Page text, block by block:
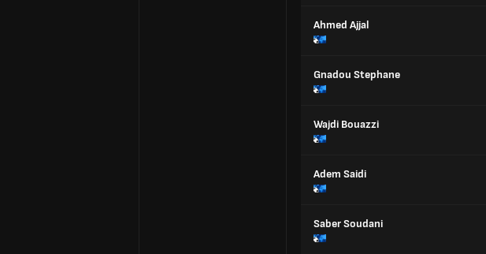
Ahmed Ajjal
Gnadou Stephane
Wajdi Bouazzi
Adem Saidi
Saber Soudani